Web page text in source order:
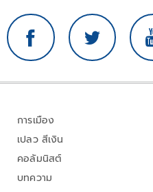
การเมือง
เปลว สีเงิน
คอลัมนิสต์
บทความ